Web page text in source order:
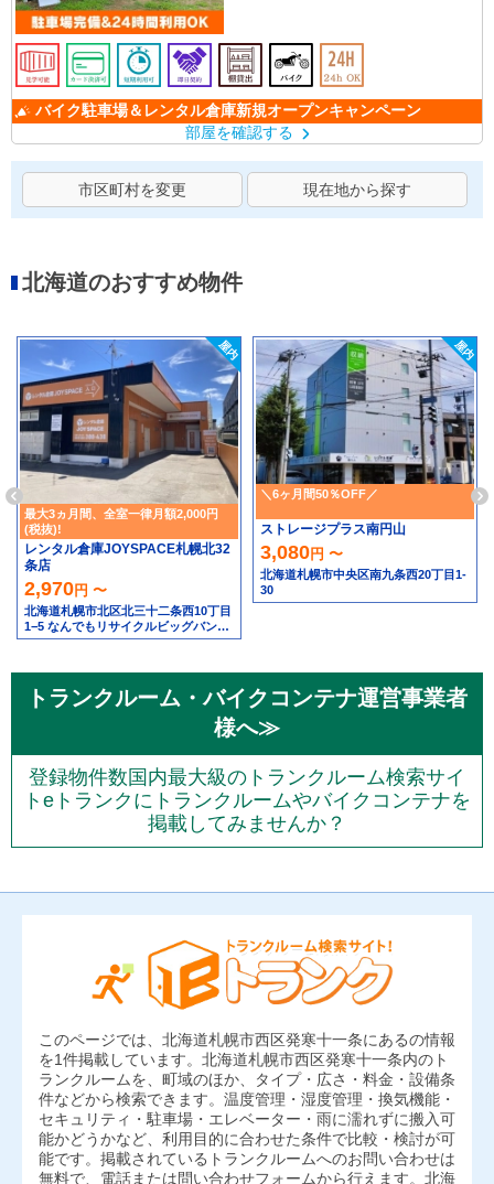
バイク駐車場＆レンタル倉庫新規オープンキャンペーン
部屋を確認する
市区町村を変更 現在地から探す
北海道のおすすめ物件
最大3ヵ月間、全室一律月額2,000円
(税抜)!
レンタル倉庫JOYSPACE札幌北32
条店
2,970円 〜
北海道札幌市北区北三十二条西10丁目
1−5 なんでもリサイクルビッグバン工
具館＆釣り具館 札幌北32条店隣
＼6ヶ月間50％OFF／
ストレージプラス南円山
3,080円 〜
北海道札幌市中央区南九条西20丁目1-
30
トランクルーム・バイクコンテナ運営事業者
様へ≫
登録物件数国内最大級のトランクルーム検索サイ
トeトランクにトランクルームやバイクコンテナを
掲載してみませんか？
このページでは、北海道札幌市西区発寒十一条にあるの情報
を1件掲載しています。北海道札幌市西区発寒十一条内のト
ランクルームを、町域のほか、タイプ・広さ・料金・設備条
件などから検索できます。温度管理・湿度管理・換気機能・
セキュリティ・駐車場・エレベーター・雨に濡れずに搬入可
能かどうかなど、利用目的に合わせた条件で比較・検討が可
能です。掲載されているトランクルームへのお問い合わせは
無料で、電話または問い合わせフォームから行えます。北海